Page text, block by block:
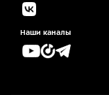
Наши каналы